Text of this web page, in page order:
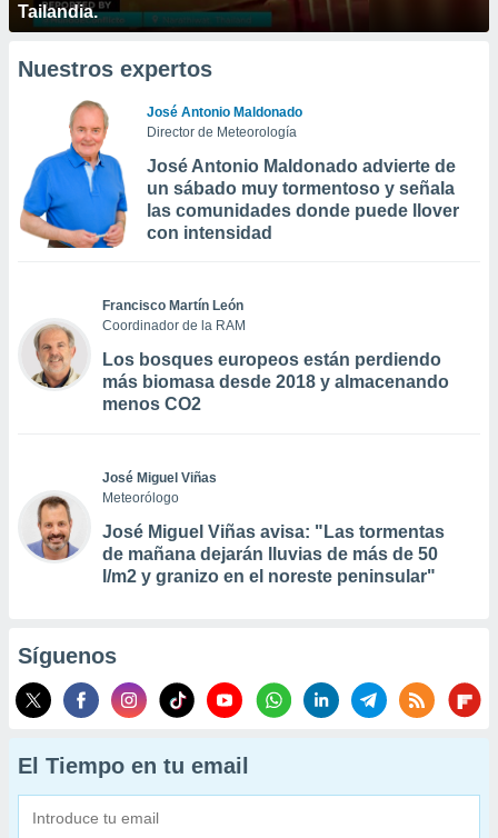
Tailandia.
Nuestros expertos
José Antonio Maldonado
Director de Meteorología
José Antonio Maldonado advierte de
un sábado muy tormentoso y señala
las comunidades donde puede llover
con intensidad
Francisco Martín León
Coordinador de la RAM
Los bosques europeos están perdiendo
más biomasa desde 2018 y almacenando
menos CO2
José Miguel Viñas
Meteorólogo
José Miguel Viñas avisa: "Las tormentas
de mañana dejarán lluvias de más de 50
l/m2 y granizo en el noreste peninsular"
Síguenos
El Tiempo en tu email